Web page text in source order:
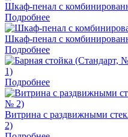
Шкаф-пенал с
Подробнее
Шкаф-пенал с
Подробнее
1)
Подробнее
Витрина с раздвижными
2)